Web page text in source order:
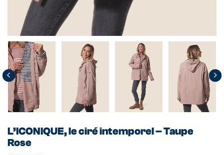
L’ICONIQUE, le ciré intemporel – Taupe
Rose